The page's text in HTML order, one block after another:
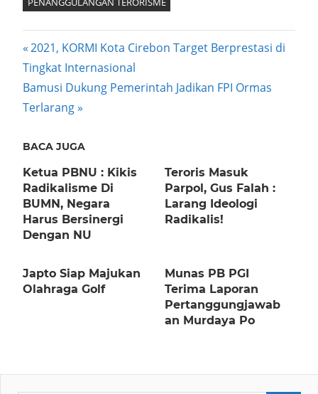
Post
navigation
Previous
Post:
2021, KORMI Kota Cirebon Target Berprestasi di
Tingkat Internasional
Next
Post:
Bamusi Dukung Pemerintah Jadikan FPI Ormas
Terlarang
BACA JUGA
Ketua PBNU : Kikis
Radikalisme Di
BUMN, Negara
Harus Bersinergi
Dengan NU
Teroris Masuk
Parpol, Gus Falah :
Larang Ideologi
Radikalis!
Japto Siap Majukan
Olahraga Golf
Munas PB PGI
Terima Laporan
Pertanggungjawab
an Murdaya Po